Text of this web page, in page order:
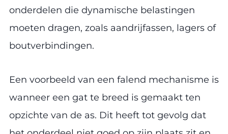
onderdelen die dynamische belastingen
moeten dragen, zoals aandrijfassen, lagers of
boutverbindingen.
Een voorbeeld van een falend mechanisme is
wanneer een gat te breed is gemaakt ten
opzichte van de as. Dit heeft tot gevolg dat